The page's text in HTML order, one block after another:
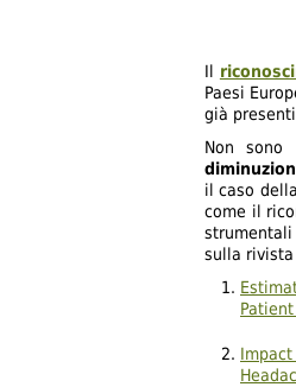
Il
Paesi
già
Non
il caso
come il
sulla rivista